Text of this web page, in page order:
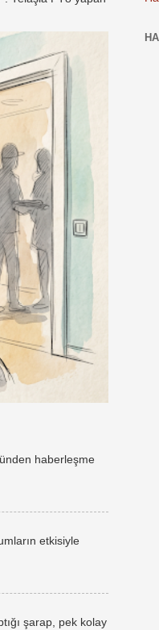
haberleşme
etkisiyle
şarap, pek kolay